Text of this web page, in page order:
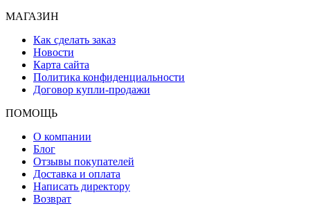
МАГАЗИН
Как сделать заказ
Новости
Карта сайта
Политика конфиденциальности
Договор купли-продажи
ПОМОЩЬ
О компании
Блог
Отзывы покупателей
Доставка и оплата
Написать директору
Возврат